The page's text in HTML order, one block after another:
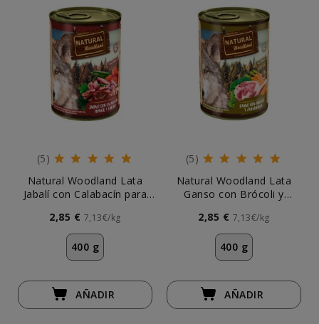
(5)
Natural Woodland Lata
Jabalí con Calabacín para
2,85 € 7,13€/kg
400 g
AÑADIR
(5)
Natural Woodland Lata
Ganso con Brócoli y
2,85 € 7,13€/kg
400 g
AÑADIR